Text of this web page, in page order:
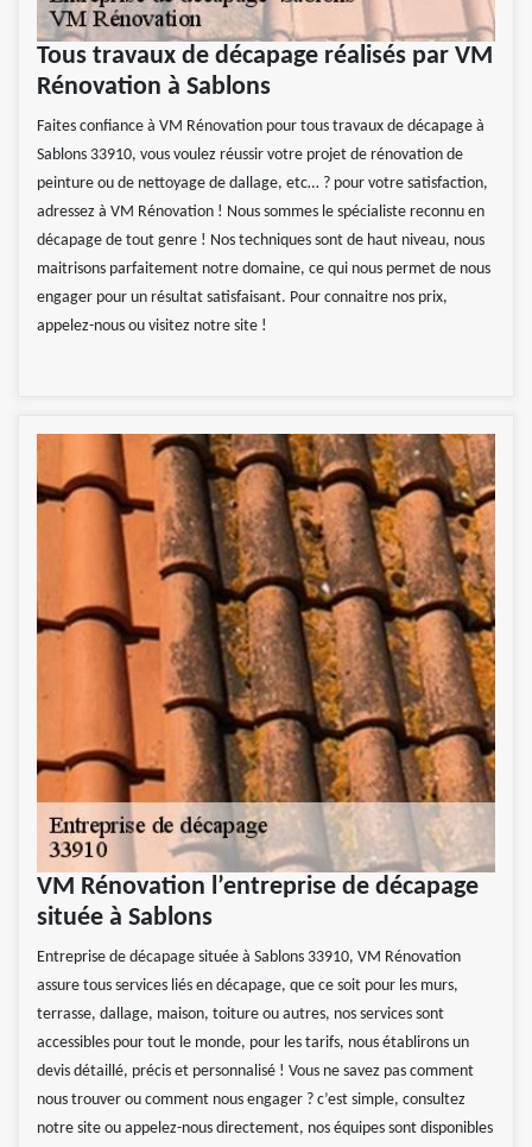
Tous travaux de décapage réalisés par VM
Rénovation à Sablons
Faites confiance à VM Rénovation pour tous travaux de décapage à
Sablons 33910, vous voulez réussir votre projet de rénovation de
peinture ou de nettoyage de dallage, etc… ? pour votre satisfaction,
adressez à VM Rénovation ! Nous sommes le spécialiste reconnu en
décapage de tout genre ! Nos techniques sont de haut niveau, nous
maitrisons parfaitement notre domaine, ce qui nous permet de nous
engager pour un résultat satisfaisant. Pour connaitre nos prix,
appelez-nous ou visitez notre site !
VM Rénovation l’entreprise de décapage
située à Sablons
Entreprise de décapage située à Sablons 33910, VM Rénovation
assure tous services liés en décapage, que ce soit pour les murs,
terrasse, dallage, maison, toiture ou autres, nos services sont
accessibles pour tout le monde, pour les tarifs, nous établirons un
devis détaillé, précis et personnalisé ! Vous ne savez pas comment
nous trouver ou comment nous engager ? c’est simple, consultez
notre site ou appelez-nous directement, nos équipes sont disponibles